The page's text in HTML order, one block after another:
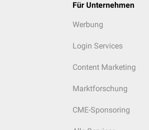
Für Unternehmen
Werbung
Login Services
Content Marketing
Marktforschung
CME-Sponsoring